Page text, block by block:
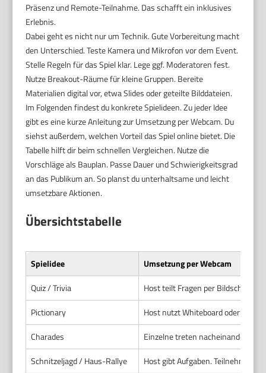
Präsenz und Remote-Teilnahme. Das schafft ein inklusives
Erlebnis.
Dabei geht es nicht nur um Technik. Gute Vorbereitung macht
den Unterschied. Teste Kamera und Mikrofon vor dem Event.
Stelle Regeln für das Spiel klar. Lege ggf. Moderatoren fest.
Nutze Breakout-Räume für kleine Gruppen. Bereite
Materialien digital vor, etwa Slides oder geteilte Bilddateien.
Im Folgenden findest du konkrete Spielideen. Zu jeder Idee
gibt es eine kurze Anleitung zur Umsetzung per Webcam. Du
siehst außerdem, welchen Vorteil das Spiel online bietet. Die
Tabelle hilft dir beim schnellen Vergleichen. Nutze die
Vorschläge als Bauplan. Passe Dauer und Schwierigkeitsgrad
an das Publikum an. So planst du unterhaltsame und leicht
umsetzbare Aktionen.
Übersichtstabelle
Spielidee
Umsetzung per Webcam
Quiz / Trivia
Host teilt Fragen per
Pictionary
Host nutzt Whiteboard oder
Charades
Einzelne treten nacheinander vor
Schnitzeljagd / Haus-Rallye
Host gibt Aufgaben. Teilnehmer